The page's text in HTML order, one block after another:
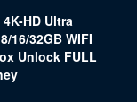
HD Ultra
16/32GB WIFI
Unlock FULL